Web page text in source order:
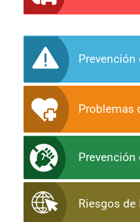
Prevención
Problemas
Riesgos de